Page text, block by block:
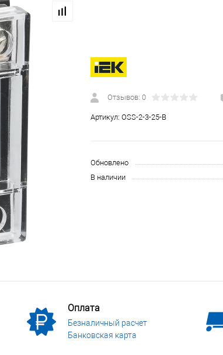
Спецодежда и СИЗ
Отзывов: 0
Артикул: OSS-2-3-25-B
Обновлено
В наличии
Оплата
Безналичный расчет
Банковская карта